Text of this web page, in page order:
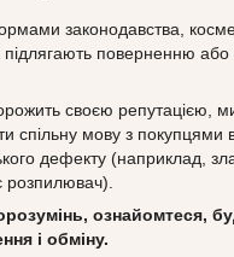
законодавства,
підлягають поверненню або
своєю репутацією,
спільну мову з покупцями
дефекту (наприклад,
ознайомтеся,
і обміну.